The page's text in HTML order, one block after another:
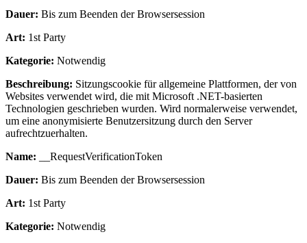
Dauer: Bis zum Beenden der Browsersession
Art: 1st Party
Kategorie: Notwendig
Beschreibung: Sitzungscookie für allgemeine Plattformen, der von
Websites verwendet wird, die mit Microsoft .NET-basierten
Technologien geschrieben wurden. Wird normalerweise verwendet,
um eine anonymisierte Benutzersitzung durch den Server
aufrechtzuerhalten.
Name: __RequestVerificationToken
Dauer: Bis zum Beenden der Browsersession
Art: 1st Party
Kategorie: Notwendig